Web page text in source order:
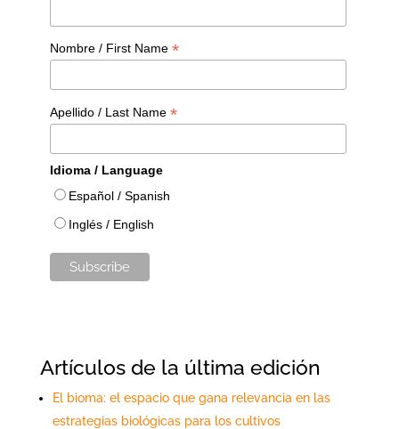
Nombre / First Name *
Apellido / Last Name *
Idioma / Language
Español / Spanish
Inglés / English
Artículos de la última edición
El bioma: el espacio que gana relevancia en las
estrategias biológicas para los cultivos